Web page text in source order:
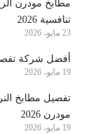
مطابخ مودرن
تنافسية 2026
23 مايو، 2026
أفضل شركة
19 مايو، 2026
تفصيل مطابخ
مودرن 2026
19 مايو، 2026